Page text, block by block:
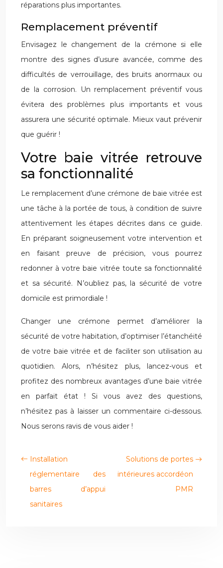
réparations plus importantes.
Remplacement préventif
Envisagez le changement de la crémone si elle
montre des signes d’usure avancée, comme des
difficultés de verrouillage, des bruits anormaux ou
de la corrosion. Un remplacement préventif vous
évitera des problèmes plus importants et vous
assurera une sécurité optimale. Mieux vaut prévenir
que guérir !
Votre baie vitrée retrouve
sa fonctionnalité
Le remplacement d’une crémone de baie vitrée est
une tâche à la portée de tous, à condition de suivre
attentivement les étapes décrites dans ce guide.
En préparant soigneusement votre intervention et
en faisant preuve de précision, vous pourrez
redonner à votre baie vitrée toute sa fonctionnalité
et sa sécurité. N’oubliez pas, la sécurité de votre
domicile est primordiale !
Changer une crémone permet d’améliorer la
sécurité de votre habitation, d’optimiser l’étanchéité
de votre baie vitrée et de faciliter son utilisation au
quotidien. Alors, n’hésitez plus, lancez-vous et
profitez des nombreux avantages d’une baie vitrée
en parfait état ! Si vous avez des questions,
n’hésitez pas à laisser un commentaire ci-dessous.
Nous serons ravis de vous aider !
Installation
réglementaire des
barres d’appui
sanitaires
Solutions de portes
intérieures accordéon
PMR